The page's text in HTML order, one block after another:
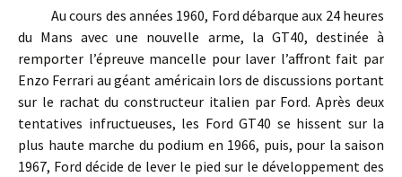
Au cours des années 1960, Ford débarque aux 24 heures
du Mans avec une nouvelle arme, la GT40, destinée à
remporter l’épreuve mancelle pour laver l’affront fait par
Enzo Ferrari au géant américain lors de discussions portant
sur le rachat du constructeur italien par Ford. Après deux
tentatives infructueuses, les Ford GT40 se hissent sur la
plus haute marche du podium en 1966, puis, pour la saison
1967, Ford décide de lever le pied sur le développement des